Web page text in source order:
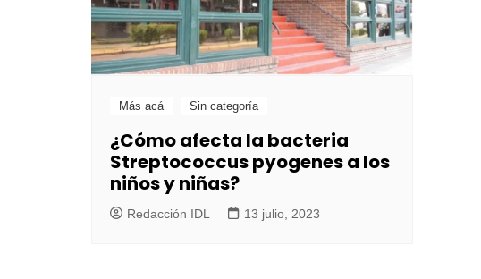
Más acá Sin categoría
¿Cómo afecta la bacteria
Streptococcus pyogenes a los
niños y niñas?
Redacción IDL 13 julio, 2023